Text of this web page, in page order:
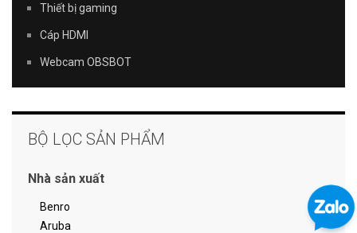
Thiết bị gaming
Cáp HDMI
Webcam OBSBOT
BỘ LỌC SẢN PHẨM
Nhà sản xuất
Benro
Aruba